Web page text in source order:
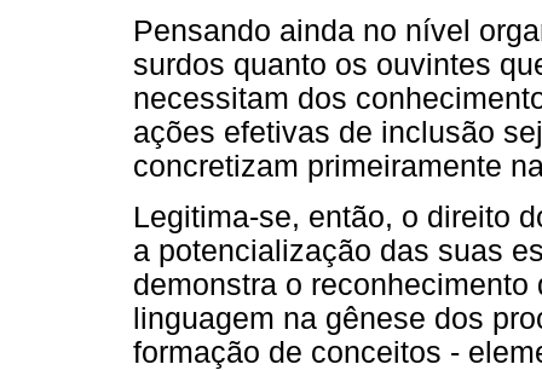
Pensando ainda no nível
surdos quanto os ouvintes
necessitam dos
ações efetivas de inclusão
concretizam primeiramente
Legitima-se, então, o direito
a potencialização das suas
demonstra o
linguagem na gênese dos
formação de conceitos -